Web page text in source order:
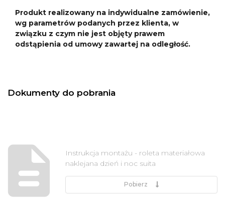
Produkt realizowany na indywidualne zamówienie,
wg parametrów podanych przez klienta, w
związku z czym nie jest objęty prawem
odstąpienia od umowy zawartej na odległość.
Dokumenty do pobrania
Instrukcja montażu - roleta materiałowa
naklejana dzień i noc suita
Pobierz